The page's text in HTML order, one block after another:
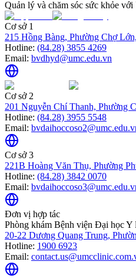
Quản lý và chăm sóc sức khỏe
Cơ sở 1
215 Hồng Bàng, Phường Chợ
Hotline: (84.28) 3855 4269
Email: bvdhyd@umc.edu.vn
Cơ sở 2
201 Nguyễn Chí Thanh, Phường
Hotline: (84.28) 3955 5548
Email:
Cơ sở 3
221B Hoàng Văn Thụ, Phường
Hotline: (84.28) 3842 0070
Email:
Đơn vị hợp tác
Phòng khám Bệnh viện Đại học Y
20-22 Dương Quang Trung,
Hotline: 1900 6923
Email: